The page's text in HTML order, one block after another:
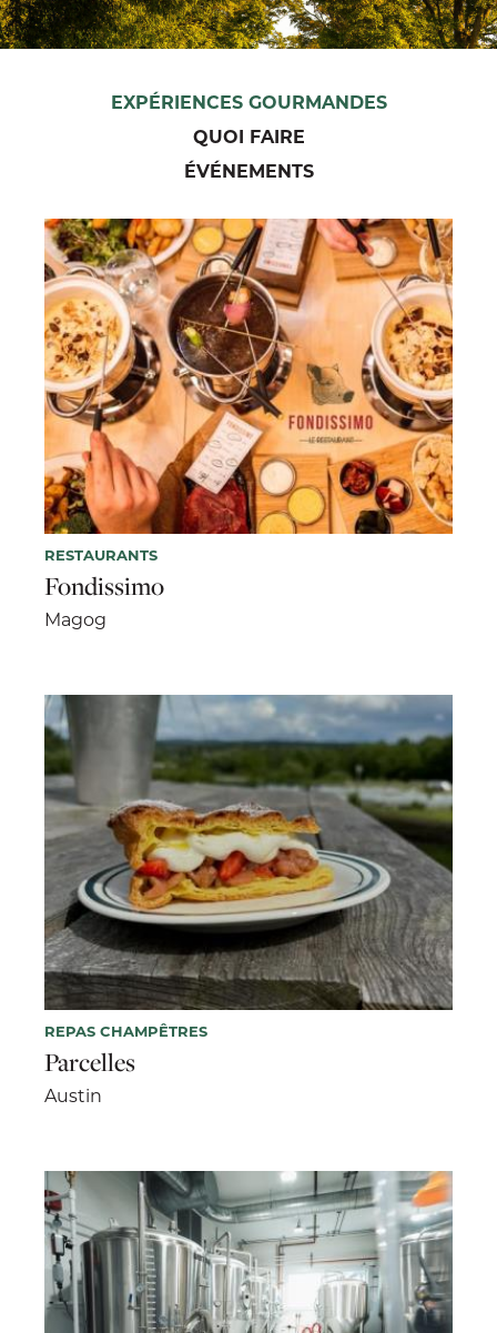
EXPÉRIENCES GOURMANDES
QUOI FAIRE
ÉVÉNEMENTS
RESTAURANTS
Fondissimo
Magog
REPAS CHAMPÊTRES
Parcelles
Austin